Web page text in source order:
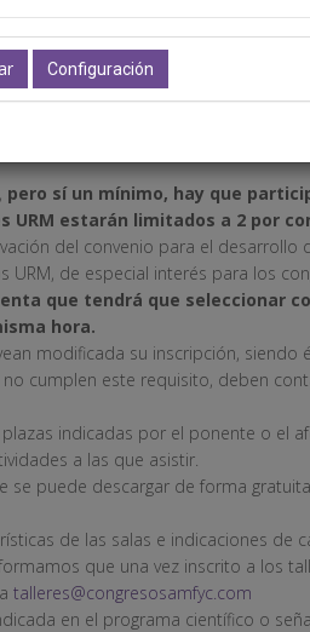
Configuración
(hora peninsular)
(hora
pero sí un mínimo, hay que
URM estarán limitados a 2 por
del convenio para el
de especial interés para los
que tendrá que seleccionar
hora.
modificada su inscripción, siendo
cumplen este requisito, deben
indicadas por el ponente o el
a las que asistir.
puede descargar de forma
de las salas e indicaciones de
que una vez inscrito a los
talleres@congresosamfyc.com
en el programa científico o